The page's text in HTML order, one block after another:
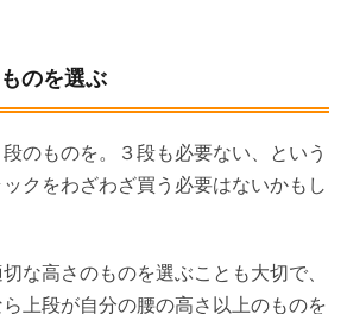
のを選ぶ
のものを。３段も必要ない、という
クをわざわざ買う必要はないかもし
な高さのものを選ぶことも大切で、
上段が自分の腰の高さ以上のものを